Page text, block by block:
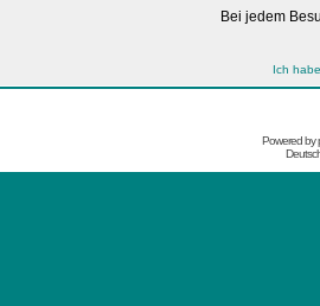
Bei jedem
Ich
Powered by